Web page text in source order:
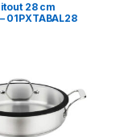
28 cm
01PXTABAL28